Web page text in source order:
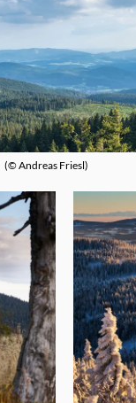
© Andreas Friesl